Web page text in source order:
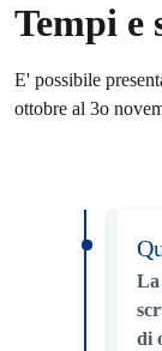
Tempi e
E' possibile
ottobre al 3o
La
di